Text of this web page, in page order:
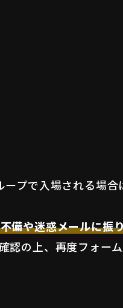
プで入場される場合
備や迷惑メールに振
認の上、再度フォー